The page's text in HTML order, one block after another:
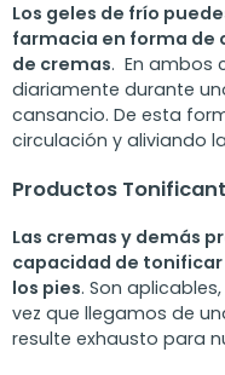
Los geles de frío
farmacia en forma de
de cremas. En ambos
diariamente durante
cansancio. De esta
circulación y aliviando
Productos
Las cremas y demás
capacidad de tonificar
los pies. Son
vez que llegamos de
resulte exhausto para